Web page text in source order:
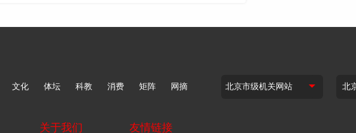
文化 体坛 科教 消费 矩阵 网摘
关于我们 友情链接